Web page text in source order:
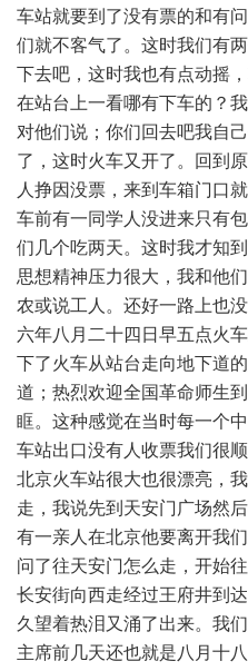
车站就要到了没有票的和有
们就不客气了。这时我们有
下去吧，这时我也有点动摇
在站台上一看哪有下车的？
对他们说；你们回去吧我自
了，这时火车又开了。回到
人挣因没票，来到车箱门口
车前有一同学人没进来只有
们几个吃两天。这时我才知
思想精神压力很大，我和他
农或说工人。还好一路上也
六年八月二十四日早五点火
下了火车从站台走向地下道
道；热烈欢迎全国革命师生
眶。这种感觉在当时每一个
车站出口没有人收票我们很
北京火车站很大也很漂亮，
走，我说先到天安门广场然
有一亲人在北京他要离开我
问了往天安门怎么走，开始
长安街向西走经过王府井到
久望着热泪又涌了出来。我
主席前几天还也就是八月十